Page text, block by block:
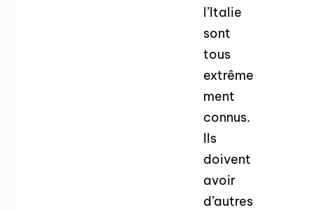
l’Italie
sont
tous
extrême
ment
connus.
Ils
doivent
avoir
d’autres